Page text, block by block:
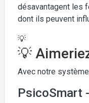
désavantagent les
dont ils peuvent
💡
💡
Avec notre
PsicoSmart